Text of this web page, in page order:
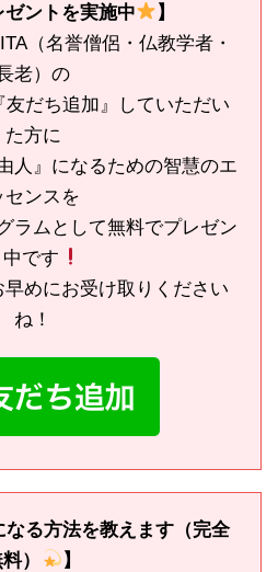
ゼントを実施中
】
（名誉僧侶・仏教学者・
老）の
だち追加』していただい
た方に
人』になるための智慧のエ
センスを
ラムとして無料でプレゼン
中です
めにお受け取りください
ね！
なる方法を教えます（完全
）
】